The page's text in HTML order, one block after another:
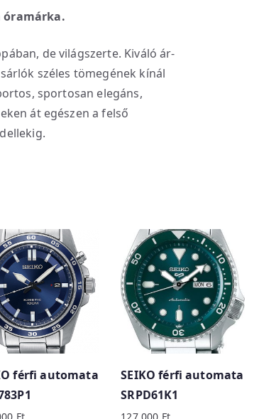
óramárka.
de világszerte. Kiváló ár-
széles tömegének kínál
sportosan elegáns,
át egészen a felső
férfi automata
SEIKO férfi automata
SRPD61K1